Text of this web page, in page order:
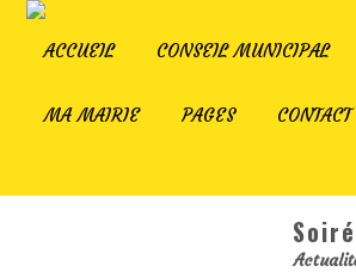
ACCUEIL CONSEIL MUNICIPAL
MA MAIRIE PAGES CONTACT